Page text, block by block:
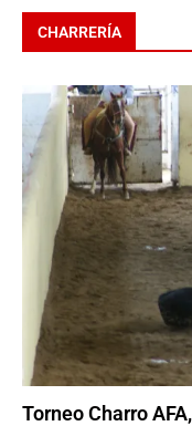
CHARRERÍA
Torneo Charro